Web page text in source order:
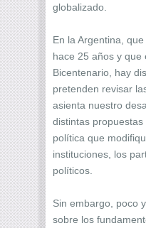
globalizado.
En la Argentina,
hace 25 años y que
Bicentenario, hay
pretenden revisar
asienta nuestro
distintas
política que
instituciones, los
políticos.
Sin embargo, poco
sobre los